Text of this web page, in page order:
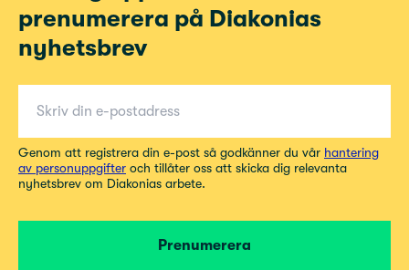
prenumerera på Diakonias
nyhetsbrev
E-post för nyhetsbrev
Genom att registrera din e-post så godkänner du vår hantering
av personuppgifter och tillåter oss att skicka dig relevanta
nyhetsbrev om Diakonias arbete.
Prenumerera